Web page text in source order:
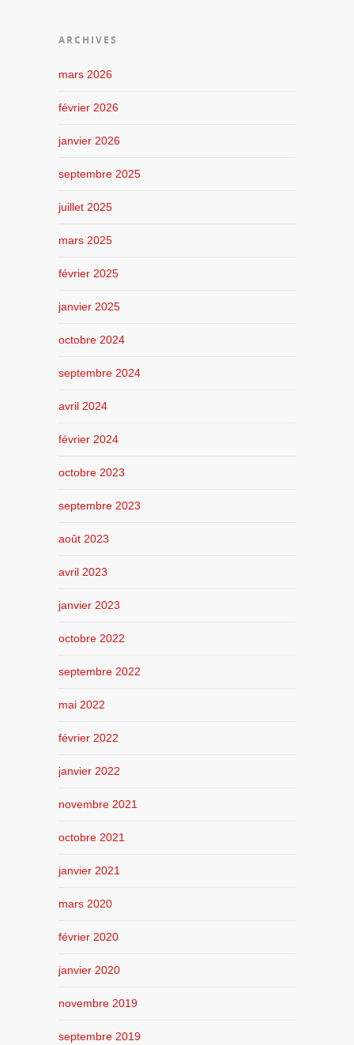
ARCHIVES
mars 2026
février 2026
janvier 2026
septembre 2025
juillet 2025
mars 2025
février 2025
janvier 2025
octobre 2024
septembre 2024
avril 2024
février 2024
octobre 2023
septembre 2023
août 2023
avril 2023
janvier 2023
octobre 2022
septembre 2022
mai 2022
février 2022
janvier 2022
novembre 2021
octobre 2021
janvier 2021
mars 2020
février 2020
janvier 2020
novembre 2019
septembre 2019